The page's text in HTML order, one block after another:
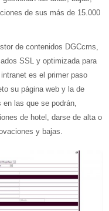
de sus más de 15.000
de contenidos DGCcms,
SSL y optimizada para
es el primer paso
su página web y la de
las que se podrán,
de hotel, darse de alta o
y bajas.